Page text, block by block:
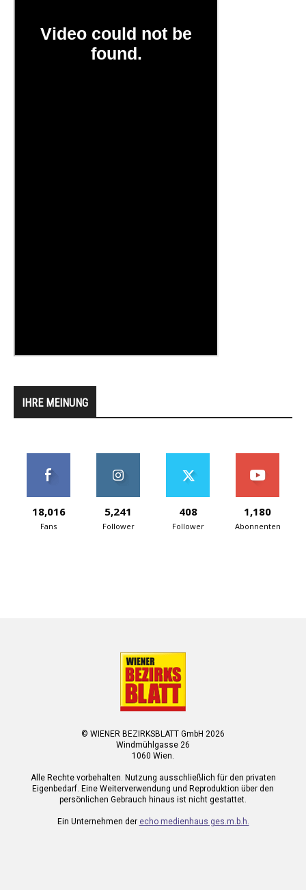
IHRE MEINUNG
18,016
Fans
5,241
Follower
408
Follower
1,180
Abonnenten
© WIENER BEZIRKSBLATT GmbH 2026
Windmühlgasse 26
1060 Wien.
Alle Rechte vorbehalten. Nutzung ausschließlich für den privaten
Eigenbedarf. Eine Weiterverwendung und Reproduktion über den
persönlichen Gebrauch hinaus ist nicht gestattet.
Ein Unternehmen der echo medienhaus ges.m.b.h.